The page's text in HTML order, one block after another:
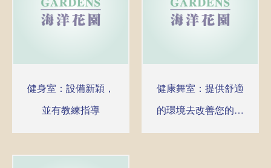
健身室：設備新穎，
並有教練指導
健康舞室：提供舒適
的環境去改善您的體
態